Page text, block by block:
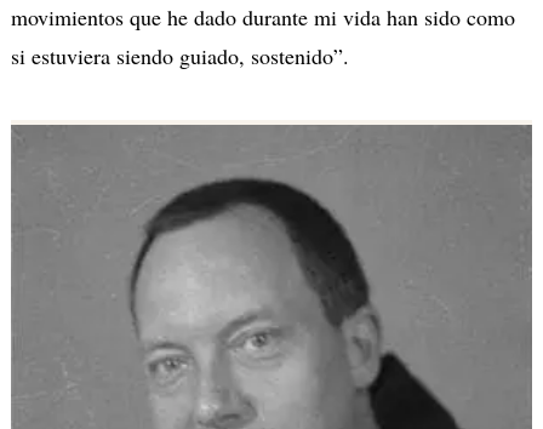
movimientos que he dado durante mi vida han sido como
si estuviera siendo guiado, sostenido”.